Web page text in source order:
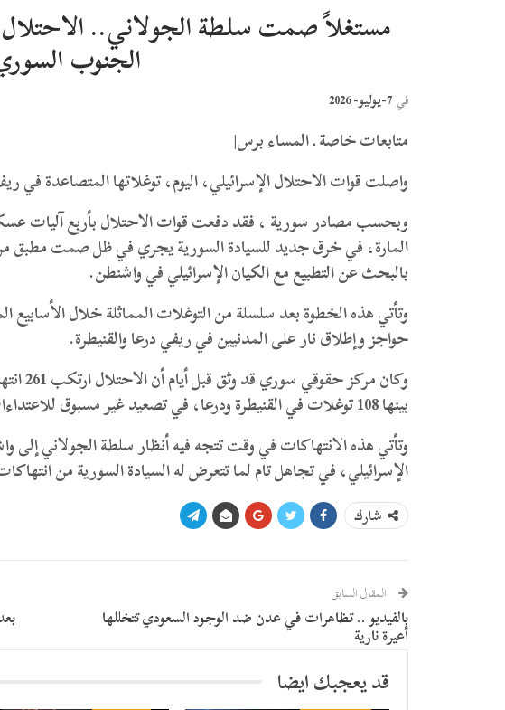
مستغلاً صمت سلطة الجولاني..
الجنوب
في 7-يوليو- 2026
متابعات خاصة ـ المساء برس|
واصلت قوات الاحتلال الإسرائيلي، اليوم، توغلاتها المتصاعدة في
وبحسب مصادر سورية ، فقد دفعت قوات الاحتلال بأربع آليات
المارة، في خرق جديد للسيادة السورية يجري في ظل صمت مطبق
بالبحث عن التطبيع مع الكيان الإسرائيلي في واشنطن.
وتأتي هذه الخطوة بعد سلسلة من التوغلات المماثلة خلال
حواجز وإطلاق نار على المدنيين في ريفي درعا والقنيطرة.
وكان
بينها 108 توغلات في القنيطرة ودرعا، في تصعيد غير مسبوق للاعتداءات الإسرائيلية على السيادة السورية.
وتأتي هذه الانتهاكات في وقت تتجه فيه أنظار سلطة الجولاني إلى
الإسرائيلي، في تجاهل تام لما تتعرض له السيادة السورية من
شارك
المقال السابق
بالفيديو .. تظاهرات في عدن ضد الوجود السعودي تتخللها
أعيرة نارية
قد يعجبك ايضا